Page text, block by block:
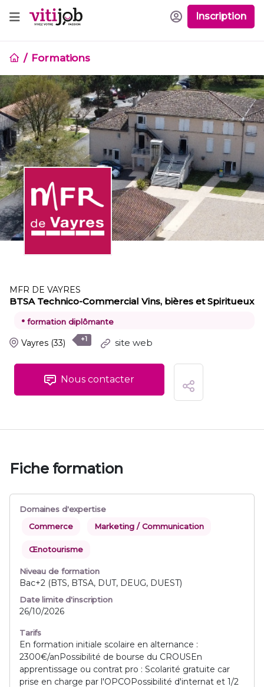
Inscription
Formations
MFR DE VAYRES
BTSA Technico-Commercial Vins, bières et Spiritueux
• formation diplômante
Vayres (33) +1 site web
Nous contacter
Fiche formation
Domaines d'expertise
Commerce
Marketing / Communication
Œnotourisme
Niveau de formation
Bac+2 (BTS, BTSA, DUT, DEUG, DUEST)
Date limite d'inscription
26/10/2026
Tarifs
En formation initiale scolaire en alternance :
2300€/anPossibilité de bourse du CROUSEn
apprentissage ou contrat pro : Scolarité gratuite car
prise en charge par l'OPCOPossibilité d'internat et 1/2